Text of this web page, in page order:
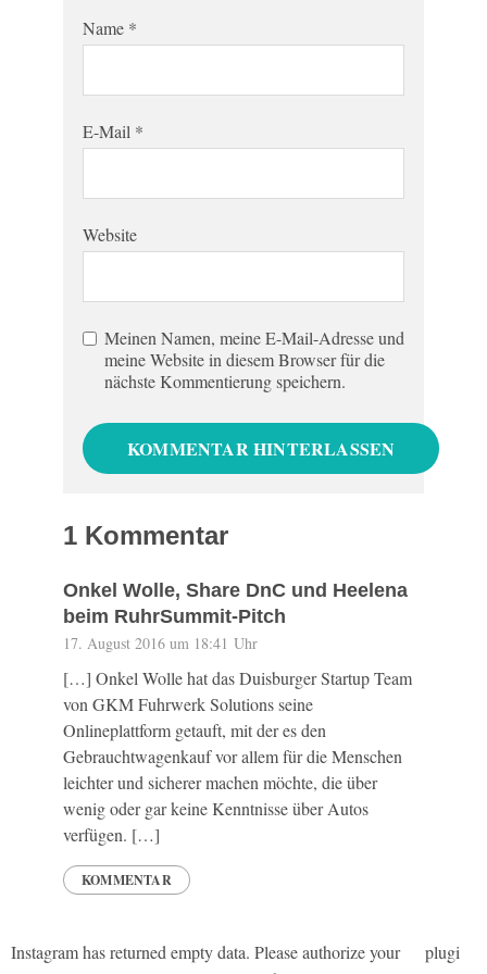
Name *
E-Mail *
Website
Meinen Namen, meine E-Mail-Adresse und
meine Website in diesem Browser für die
nächste Kommentierung speichern.
1 Kommentar
Onkel Wolle, Share DnC und Heelena
beim RuhrSummit-Pitch
17. August 2016 um 18:41 Uhr
[…] Onkel Wolle hat das Duisburger Startup Team
von GKM Fuhrwerk Solutions seine
Onlineplattform getauft, mit der es den
Gebrauchtwagenkauf vor allem für die Menschen
leichter und sicherer machen möchte, die über
wenig oder gar keine Kenntnisse über Autos
verfügen. […]
KOMMENTAR
Instagram has returned empty data. Please authorize your
plugin